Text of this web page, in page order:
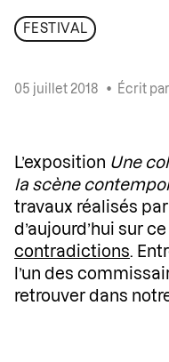
FESTIVAL
05 juillet 2018 • Écrit par
L’exposition Une
la scène
travaux réalisés
d’aujourd’hui sur
contradictions.
l’un des
retrouver dans